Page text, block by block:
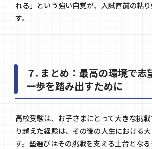
れる」という強い自覚が、入試直前の粘
す。
７. まとめ：最高の環境で志
一歩を踏み出すために
高校受験は、お子さまにとって大きな挑
り越えた経験は、その後の人生における
す。塾選びはその挑戦を支える土台となる